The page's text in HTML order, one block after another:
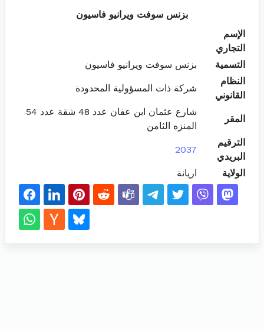
بزنس سوفت ويرانيو فاسيون
الإسم
التجاري
التسمية
بزنس سوفت ويرانيو فاسيون
النظام
القانوني
شركة ذات المسؤولية المحدودة
المقر
شارع عثمان ابن عفان عدد 48 شقة عدد 54
المنزه الثامن
الترقيم
البريدي
2037
الولاية اريانة